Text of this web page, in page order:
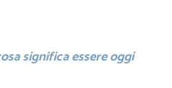
significa essere oggi